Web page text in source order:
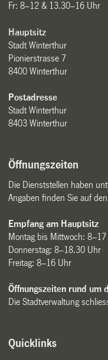
Fr: 8–12 & 13.30–16 Uhr
Hauptsitz
Stadt Winterthur
Pionierstrasse 7
8400 Winterthur
Postadresse
Stadt Winterthur
8403 Winterthur
Öffnungszeiten
Die Dienststellen haben
Angaben finden Sie auf
Empfang am Hauptsitz
Montag bis Mittwoch:
Donnerstag: 8–18.30 Uhr
Freitag: 8–16 Uhr
Öffnungszeiten rund um
Die Stadtverwaltung
Quicklinks